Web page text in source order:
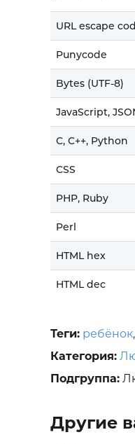
URL escape
Punycode
Bytes (UTF-8)
JavaScript,
C, C++, Python
CSS
PHP, Ruby
Perl
HTML hex
HTML dec
Теги: ребёнок,
Категория:
Подгруппа:
Другие